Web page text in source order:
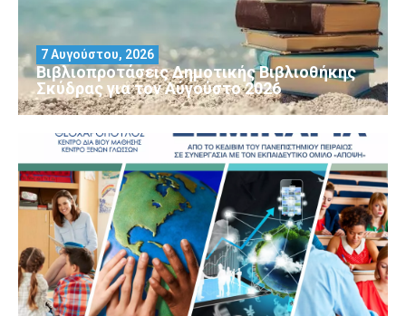
Βιβλιοπροτάσεις Δημοτικής Βιβλιοθήκης
Σκύδρας για τον Αύγούστο 2026
7 Αυγούστου, 2026